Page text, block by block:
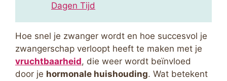
Dagen Tijd
Hoe snel je zwanger wordt en hoe succesvol je
zwangerschap verloopt heeft te maken met je
vruchtbaarheid, die weer wordt beïnvloed
door je hormonale huishouding. Wat betekent